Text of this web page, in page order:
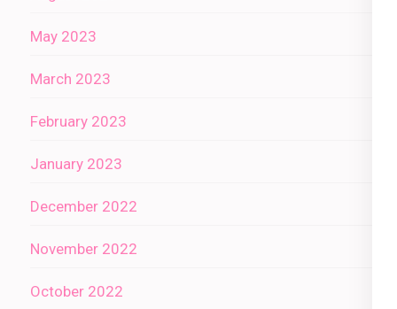
May 2023
March 2023
February 2023
January 2023
December 2022
November 2022
October 2022